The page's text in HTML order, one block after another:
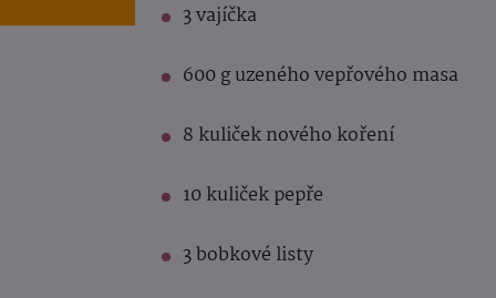
3 vajíčka
600 g uzeného vepřového masa
8 kuliček nového koření
10 kuliček pepře
3 bobkové listy